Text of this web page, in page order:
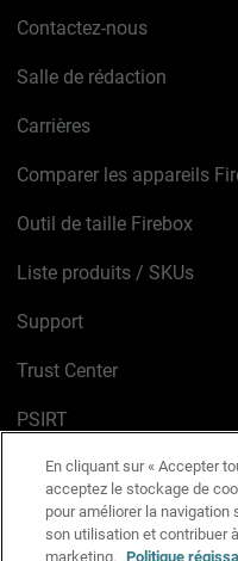
Contactez-nous
Salle de rédaction
Carrières
Comparer les appareils
Outil de taille Firebox
Liste produits / SKUs
Support
Trust Center
PSIRT
Avis sur les cookies
Politique de
En cliquant sur « Accepter
acceptez le stockage de
pour améliorer la navigation
son utilisation et contribuer
marketing.
Politique